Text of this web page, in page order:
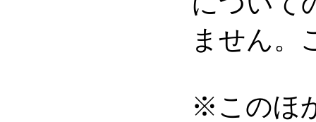
ません。
※このほ